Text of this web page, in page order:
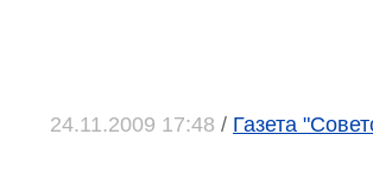
24.11.2009 17:48 / Газета